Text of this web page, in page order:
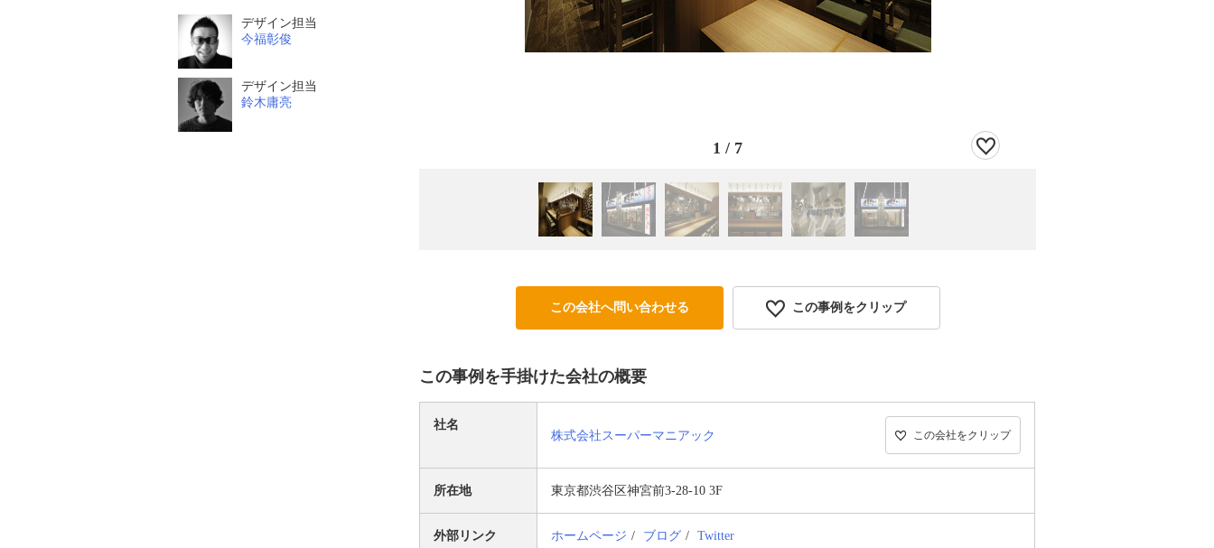
デザイン担当
今福彰俊
デザイン担当
鈴木庸亮
1 / 7
この会社へ問い合わせる この事例をクリップ
この事例を手掛けた会社の概要
社名
株式会社スーパーマニアック この会社をクリップ
所在地 東京都渋⾕区神宮前3-28-10 3F
外部リンク ホームページ ブログ Twitter